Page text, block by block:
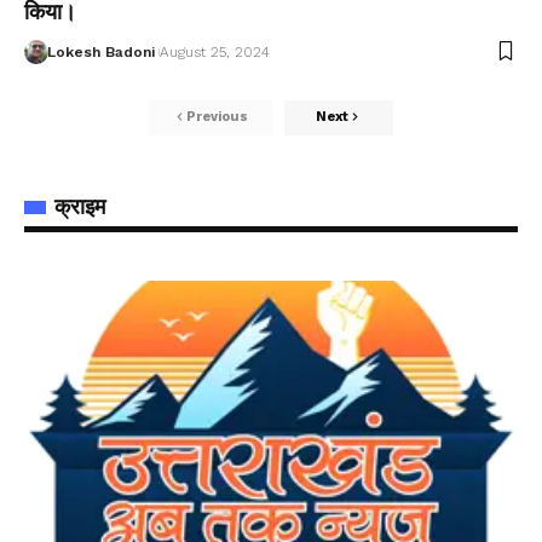
किया।
Lokesh Badoni August 25, 2024
Previous Next
क्राइम